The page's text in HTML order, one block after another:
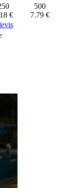
500
€
7.79 €